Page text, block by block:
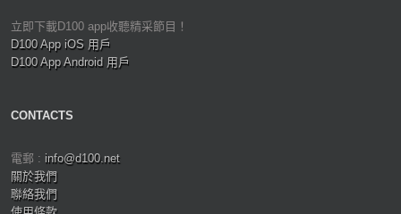
立即下載D100 app收聽精采節目！
D100 App iOS 用戶
D100 App Android 用戶
CONTACTS
電郵 : info@d100.net
關於我們
聯絡我們